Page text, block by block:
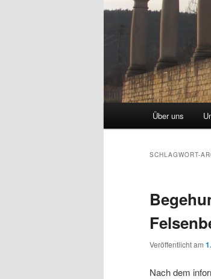
Über uns
SCHLAGWORT-
Veröffentlicht am
Nach dem